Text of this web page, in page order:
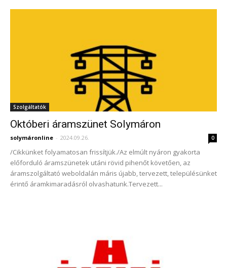
Szolgáltatók
Októberi áramszünet Solymáron
solymáronline - 2024.09.26. 0
/Cikkünket folyamatosan frissítjük./Az elmúlt nyáron gyakorta
előforduló áramszünetek utáni rövid pihenőt követően, az
áramszolgáltató weboldalán máris újabb, tervezett, településünket
érintő áramkimaradásról olvashatunk.Tervezett...